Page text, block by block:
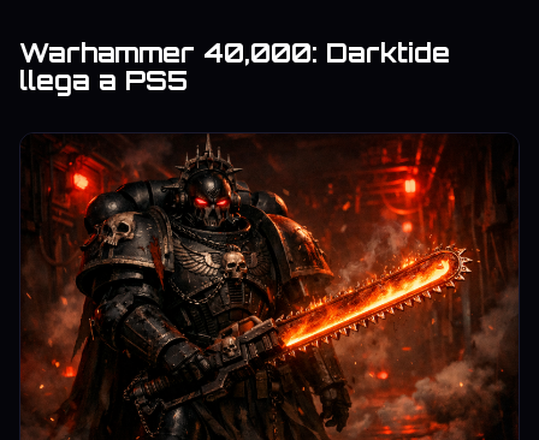
Warhammer 40,000: Darktide
llega a PS5